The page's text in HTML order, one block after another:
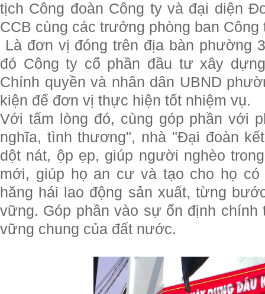
tịch Công đoàn Công ty và đại diện
CCB cùng các trưởng phòng ban Công
Là đơn vị đóng trên địa bàn phường
đó Công ty cổ phần đầu tư xây
Chính quyền và nhân dân UBND
kiện để đơn vị thực hiện tốt nhiệm vụ.
Với tấm lòng đó, cùng góp phần với
nghĩa, tình thương", nhà "Đại đoàn
dột nát, ộp ẹp, giúp người nghèo
mới, giúp họ an cư và tạo cho họ
hăng hái lao động sản xuất, từng
vững. Góp phần vào sự ổn định chính
vững chung của đất nước.